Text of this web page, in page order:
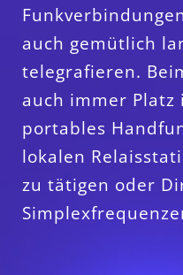
auch gemütlich
telegrafieren.
auch immer Platz
portables
lokalen
zu tätigen oder